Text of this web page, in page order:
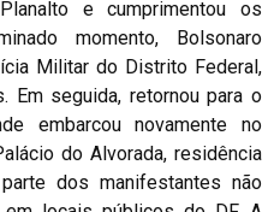
e cumprimentou os
momento, Bolsonaro
Militar do Distrito Federal,
Em seguida, retornou para o
embarcou novamente no
do Alvorada, residência
dos manifestantes não